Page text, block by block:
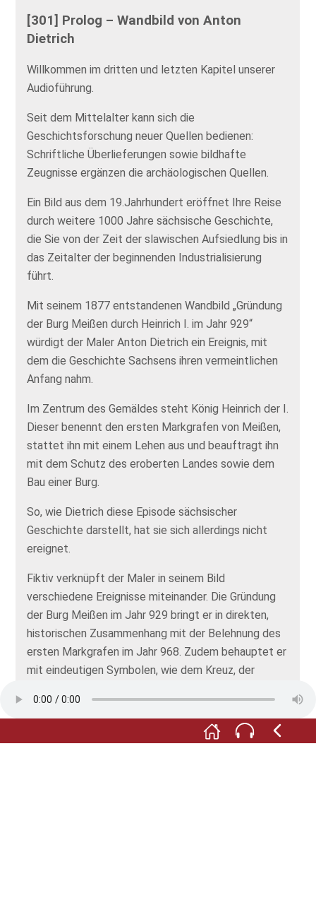
[301] Prolog – Wandbild von Anton
Dietrich
Willkommen im dritten und letzten Kapitel unserer
Audioführung.
Seit dem Mittelalter kann sich die
Geschichtsforschung neuer Quellen bedienen:
Schriftliche Überlieferungen sowie bildhafte
Zeugnisse ergänzen die archäologischen Quellen.
Ein Bild aus dem 19.Jahrhundert eröffnet Ihre Reise
durch weitere 1000 Jahre sächsische Geschichte,
die Sie von der Zeit der slawischen Aufsiedlung bis in
das Zeitalter der beginnenden Industrialisierung
führt.
Mit seinem 1877 entstandenen Wandbild „Gründung
der Burg Meißen durch Heinrich I. im Jahr 929“
würdigt der Maler Anton Dietrich ein Ereignis, mit
dem die Geschichte Sachsens ihren vermeintlichen
Anfang nahm.
Im Zentrum des Gemäldes steht König Heinrich der I.
Dieser benennt den ersten Markgrafen von Meißen,
stattet ihn mit einem Lehen aus und beauftragt ihn
mit dem Schutz des eroberten Landes sowie dem
Bau einer Burg.
So, wie Dietrich diese Episode sächsischer
Geschichte darstellt, hat sie sich allerdings nicht
ereignet.
Fiktiv verknüpft der Maler in seinem Bild
verschiedene Ereignisse miteinander. Die Gründung
der Burg Meißen im Jahr 929 bringt er in direkten,
historischen Zusammenhang mit der Belehnung des
ersten Markgrafen im Jahr 968. Zudem behauptet er
mit eindeutigen Symbolen, wie dem Kreuz, der
der deutschsprachigen Eroberer über die ansässigen
Slawen. Auf diese Weise konstruiert Anton Dietrich
sächsische Geschichte und erzählt sie neu.